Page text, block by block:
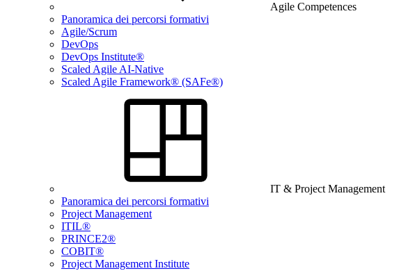
Agile Competences
Panoramica dei percorsi formativi
Agile/Scrum
DevOps
DevOps Institute®
Scaled Agile AI-Native
Scaled Agile Framework® (SAFe®)
IT & Project Management
Panoramica dei percorsi formativi
Project Management
ITIL®
PRINCE2®
COBIT®
Project Management Institute